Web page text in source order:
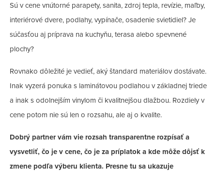
Sú v cene vnútorné parapety, sanita, zdroj tepla, revízie, maľby,
interiérové dvere, podlahy, vypínače, osadenie svietidiel? Je
súčasťou aj príprava na kuchyňu, terasa alebo spevnené
plochy?
Rovnako dôležité je vedieť, aký štandard materiálov dostávate.
Inak vyzerá ponuka s laminátovou podlahou v základnej triede
a inak s odolnejším vinylom či kvalitnejšou dlažbou. Rozdiely v
cene potom nie sú len o rozsahu, ale aj o kvalite.
Dobrý partner vám vie rozsah transparentne rozpísať a
vysvetliť, čo je v cene, čo je za príplatok a kde môže dôjsť k
zmene podľa výberu klienta. Presne tu sa ukazuje